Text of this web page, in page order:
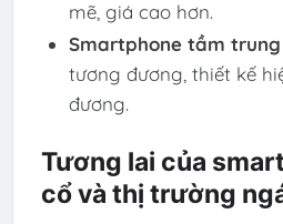
mẽ, giá cao hơn.
Smartphone tầm
tương đương, thiết kế
đương.
Tương lai của
cổ và thị trường